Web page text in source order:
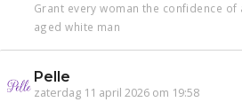
Grant every woman the confidence
aged white man
Pelle
zaterdag 11 april 2026 om 19:58